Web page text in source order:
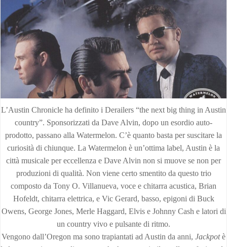
L’Austin Chronicle ha definito i Derailers “the next big thing in Austin
country”. Sponsorizzati da Dave Alvin, dopo un esordio auto-
prodotto, passano alla Watermelon. C’è quanto basta per suscitare la
curiosità di chiunque. La Watermelon è un’ottima label, Austin è la
città musicale per eccellenza e Dave Alvin non si muove se non per
produzioni di qualità. Non viene certo smentito da questo trio
composto da Tony O. Villanueva, voce e chitarra acustica, Brian
Hofeldt, chitarra elettrica, e Vic Gerard, basso, epigoni di Buck
Owens, George Jones, Merle Haggard, Elvis e Johnny Cash e latori di
un country vivo e pulsante di ritmo.
Vengono dall’Oregon ma sono trapiantati ad Austin da anni, Jackpotè